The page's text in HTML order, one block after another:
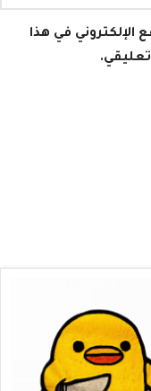
الإلكتروني في هذا